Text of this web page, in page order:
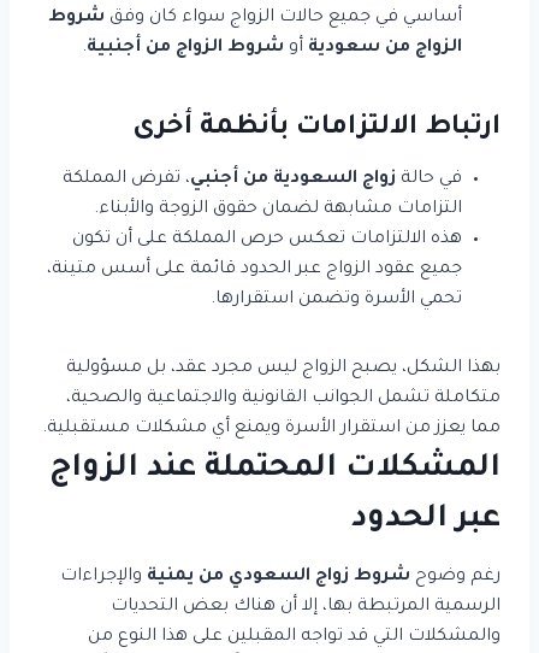
أساسي في جميع حالات الزواج سواء كان وفق شروط
الزواج من سعودية أو شروط الزواج من أجنبية.
ارتباط الالتزامات بأنظمة أخرى
في حالة زواج السعودية من أجنبي، تفرض المملكة
التزامات مشابهة لضمان حقوق الزوجة والأبناء.
هذه الالتزامات تعكس حرص المملكة على أن تكون
جميع عقود الزواج عبر الحدود قائمة على أسس متينة،
تحمي الأسرة وتضمن استقرارها.
بهذا الشكل، يصبح الزواج ليس مجرد عقد، بل مسؤولية
متكاملة تشمل الجوانب القانونية والاجتماعية والصحية،
مما يعزز من استقرار الأسرة ويمنع أي مشكلات مستقبلية.
المشكلات المحتملة عند الزواج
عبر الحدود
رغم وضوح شروط زواج السعودي من يمنية والإجراءات
الرسمية المرتبطة بها، إلا أن هناك بعض التحديات
والمشكلات التي قد تواجه المقبلين على هذا النوع من